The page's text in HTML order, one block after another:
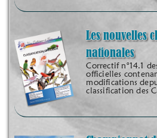
Les nouvelles
nationales
Correctif n°14.1
officielles
modifications
classification des